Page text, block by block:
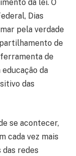
da lei. O
Dias
pela verdade
de
de
da
das
se acontecer,
cada vez mais
das redes